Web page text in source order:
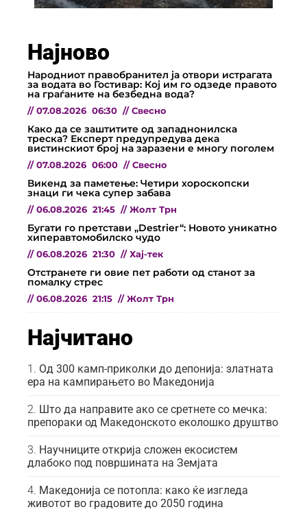
Најново
Народниот правобранител ја отвори истрагата
за водата во Гостивар: Кој им го одзеде правото
на граѓаните на безбедна вода?
// 07.08.2026 06:30 // Свесно
Како да се заштитите од западнонилска
треска? Експерт предупредува дека
вистинскиот број на заразени е многу поголем
// 07.08.2026 06:00 // Свесно
Викенд за паметење: Четири хороскопски
знаци ги чека супер забава
// 06.08.2026 21:45 // Жолт Трн
Бугати го претстави „Destrier“: Новото уникатно
хиперавтомобилско чудо
// 06.08.2026 21:30 // Хај-тек
Отстранете ги овие пет работи од станот за
помалку стрес
// 06.08.2026 21:15 // Жолт Трн
Најчитано
Од 300 камп-приколки до депонија: златната
ера на кампирањето во Македонија
Што да направите ако се сретнете со мечка:
препораки од Македонското еколошко друштво
Научниците открија сложен екосистем
длабоко под површината на Земјата
Македонија се потопла: како ќе изгледа
животот во градовите до 2050 година